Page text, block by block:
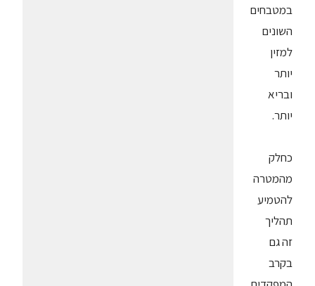
במטבחים
השונים
למזין
יותר
ובריא
יותר.
כחלק
מהמטרה
להטמיע
תהליך
זה גם
בקרב